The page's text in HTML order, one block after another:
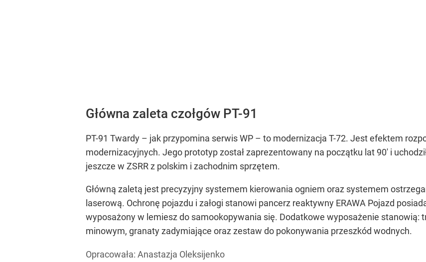
Główna zaleta czołgów PT-91
PT-91 Twardy – jak przypomina serwis WP – to modernizacja T-72. Jest efektem
modernizacyjnych. Jego prototyp został zaprezentowany na początku lat 90' i
jeszcze w ZSRR z polskim i zachodnim sprzętem.
Główną zaletą jest precyzyjny systemem kierowania ogniem oraz systemem
laserową. Ochronę pojazdu i załogi stanowi pancerz reaktywny ERAWA Pojazd
wyposażony w lemiesz do samookopywania się. Dodatkowe wyposażenie stanowią:
minowym, granaty zadymiające oraz zestaw do pokonywania przeszkód wodnych.
Opracowała: Anastazja Oleksijenko